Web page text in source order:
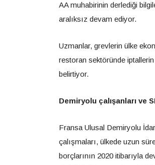
AA muhabirinin derlediği
aralıksız devam ediyor.
Uzmanlar, grevlerin ülke
restoran sektöründe iptallerin
belirtiyor.
Demiryolu çalışanları ve
Fransa Ulusal Demiryolu
çalışmaları, ülkede uzun
borçlarının 2020 itibarıyla